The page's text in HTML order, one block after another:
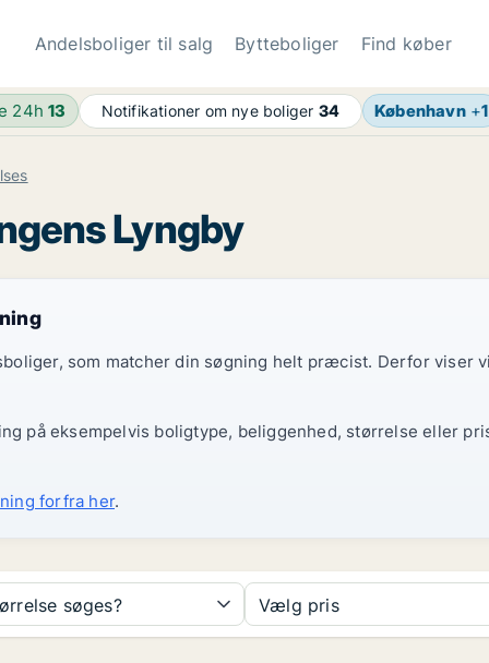
Andelsboliger til salg Bytteboliger Find køber
24h13 Notifikationer om nye boliger 34 København+1
Lyngby
som matcher din søgning helt præcist. Derfor viser
på eksempelvis boligtype, beliggenhed, størrelse eller
forfra her.
søges? Vælg pris